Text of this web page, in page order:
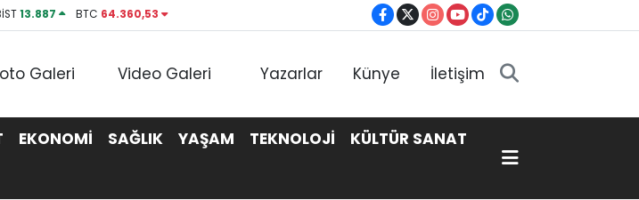
13.887 BTC 64.360,53
Galeri Video Galeri Yazarlar Künye İletişim
EKONOMİ SAĞLIK YAŞAM TEKNOLOJİ
KÜLTÜR SANAT